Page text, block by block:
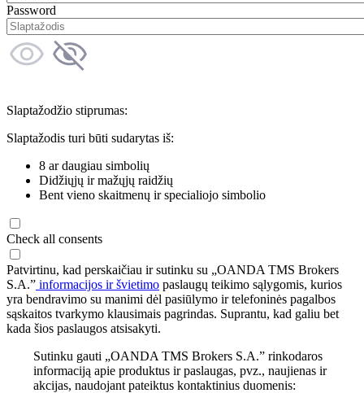
Password
Slaptažodžio stiprumas:
Slaptažodis turi būti sudarytas iš:
8 ar daugiau simbolių
Didžiųjų ir mažųjų raidžių
Bent vieno skaitmenų ir specialiojo simbolio
Check all consents
Patvirtinu, kad perskaičiau ir sutinku su „OANDA TMS Brokers
S.A.” informacijos ir švietimo paslaugų teikimo sąlygomis, kurios
yra bendravimo su manimi dėl pasiūlymo ir telefoninės pagalbos
sąskaitos tvarkymo klausimais pagrindas. Suprantu, kad galiu bet
kada šios paslaugos atsisakyti.
Sutinku gauti „OANDA TMS Brokers S.A.” rinkodaros
informaciją apie produktus ir paslaugas, pvz., naujienas ir
akcijas, naudojant pateiktus kontaktinius duomenis: